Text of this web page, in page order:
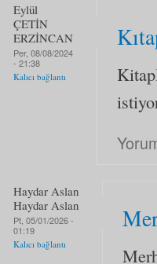
Eylül
ÇETİN
ERZİNCAN
Per, 08/08/2024
- 21:38
Kalıcı bağlantı
Haydar Aslan
Haydar Aslan
Pt, 05/01/2026 -
01:19
Kalıcı bağlantı